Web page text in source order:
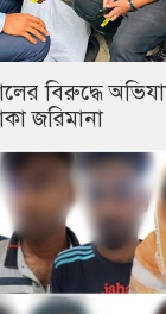
বিরুদ্ধে
জরিমানা